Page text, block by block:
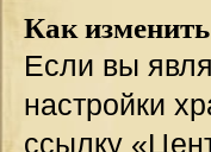
Как
Если вы
настройки
ссылку